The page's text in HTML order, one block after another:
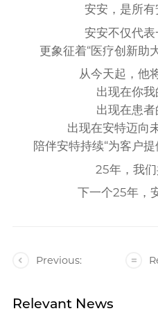
安安，是所
安安不仅代表
更象征着“医疗创新助
从今天起，
出现在你我
出现在患者
出现在安特迈向
陪伴安特持续“为客户提
25年，我们
下一个25年，
Previous:
Relevant News